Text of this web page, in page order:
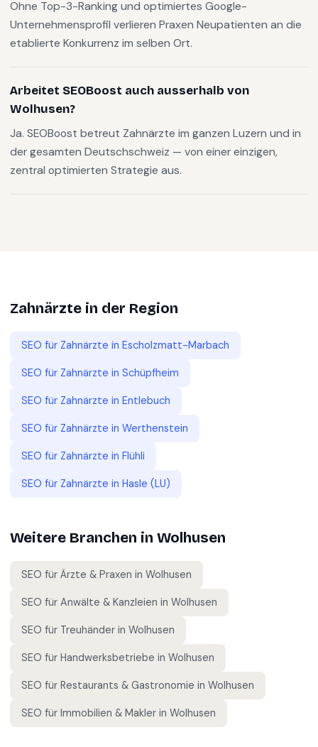
Ohne Top-3-Ranking und optimiertes Google-
Unternehmensprofil verlieren Praxen Neupatienten an die
etablierte Konkurrenz im selben Ort.
Arbeitet SEOBoost auch ausserhalb von
Wolhusen?
Ja. SEOBoost betreut Zahnärzte im ganzen Luzern und in
der gesamten Deutschschweiz — von einer einzigen,
zentral optimierten Strategie aus.
Zahnärzte in der Region
SEO für Zahnärzte in Escholzmatt-Marbach
SEO für Zahnärzte in Schüpfheim
SEO für Zahnärzte in Entlebuch
SEO für Zahnärzte in Werthenstein
SEO für Zahnärzte in Flühli
SEO für Zahnärzte in Hasle (LU)
Weitere Branchen in Wolhusen
SEO für Ärzte & Praxen in Wolhusen
SEO für Anwälte & Kanzleien in Wolhusen
SEO für Treuhänder in Wolhusen
SEO für Handwerksbetriebe in Wolhusen
SEO für Restaurants & Gastronomie in Wolhusen
SEO für Immobilien & Makler in Wolhusen